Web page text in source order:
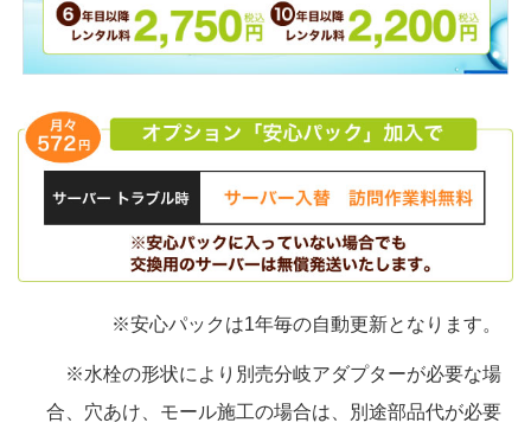
※安心パックは1年毎の自動更新となります。
※水栓の形状により別売分岐アダプターが必要な場
合、穴あけ、モール施工の場合は、別途部品代が必要